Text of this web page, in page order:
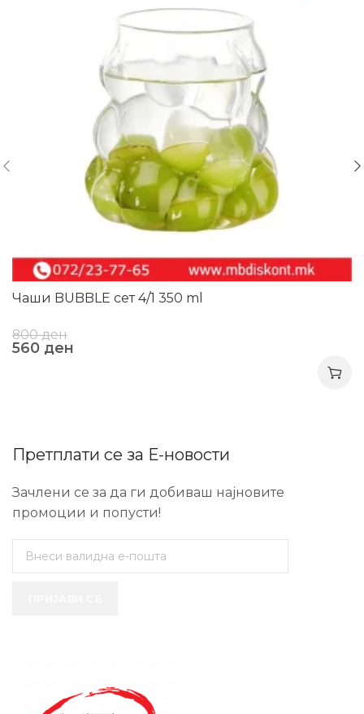
Чаши BUBBLE сет 4/1 350 ml
800ден
560 ден
Претплати се за Е-новости
Зачлени се за да ги добиваш најновите
промоции и попусти!